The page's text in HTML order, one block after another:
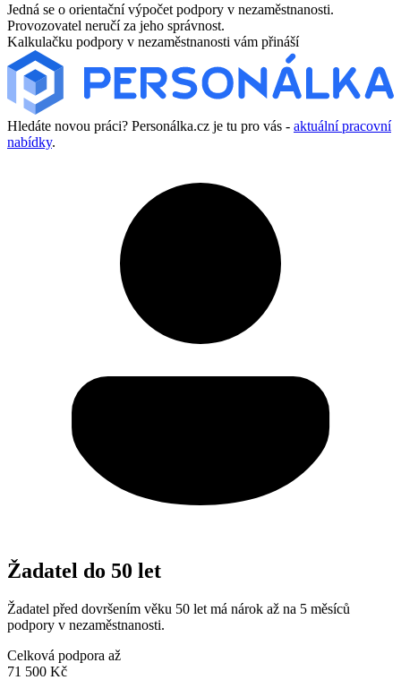
Jedná se o orientační výpočet podpory v nezaměstnanosti.
Provozovatel neručí za jeho správnost.
Kalkulačku podpory v nezaměstnanosti vám přináší
Hledáte novou práci? Personálka.cz je tu pro vás - aktuální pracovní
nabídky.
Žadatel do 50 let
Žadatel před dovršením věku 50 let má nárok až na 5 měsíců
podpory v nezaměstnanosti.
Celková podpora až
71 500 Kč